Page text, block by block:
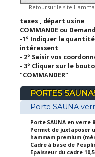
Retour sur le site
taxes , départ usine
COMMANDE ou
-1° Indiquer la
intéressent
- 2° Saisir vos
- 3° Cliquer sur le
"COMMANDER"
PORTES
Porte SAUNA
Porte SAUNA en verre
Permet de juxtaposer
hammam premium
Cadre à base de
Epaisseur du cadre